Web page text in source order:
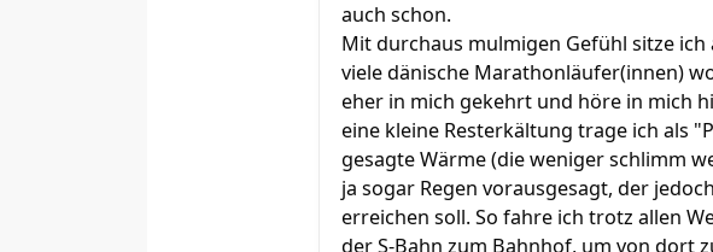
auch schon.
Mit durchaus mulmigen Gefühl sitze
viele dänische Marathonläufer(innen)
eher in mich gekehrt und höre in mich
eine kleine Resterkältung trage ich als
gesagte Wärme (die weniger schlimm
ja sogar Regen vorausgesagt, der
erreichen soll. So fahre ich trotz allen
der S-Bahn zum Bahnhof, um von dort